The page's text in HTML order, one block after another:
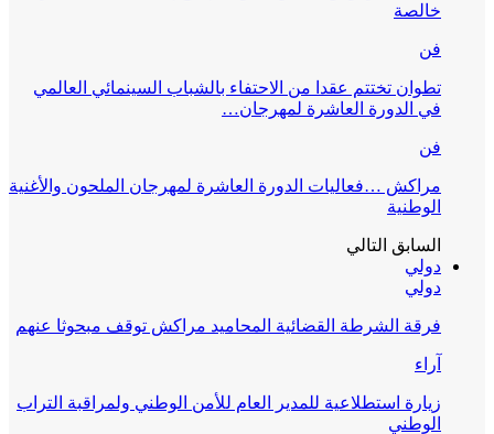
خالصة
فن
تطوان تختتم عقدا من الاحتفاء بالشباب السينمائي العالمي
في الدورة العاشرة لمهرجان…
فن
مراكش …فعاليات الدورة العاشرة لمهرجان الملحون والأغنية
الوطنية
السابق التالي
دولي
دولي
فرقة الشرطة القضائية المحاميد مراكش توقف مبحوثا عنهم
آراء
زيارة استطلاعية للمدير العام للأمن الوطني ولمراقبة التراب
الوطني